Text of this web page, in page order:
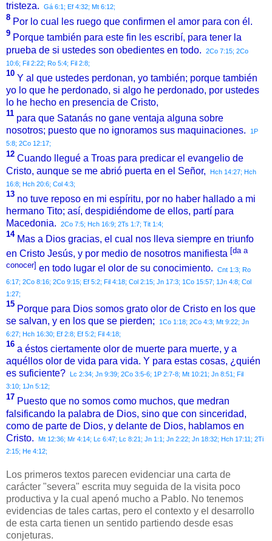
tristeza.
Gá 6:1; Ef 4:32; Mt 6:12;
8 Por lo cual les ruego que confirmen el amor para con él.
9 Porque también para este fin les escribí, para tener la
prueba de si ustedes son obedientes en todo.
2Co 7:15; 2Co
10:6; Fil 2:22; Ro 5:4; Fil 2:8;
10 Y al que ustedes perdonan, yo también; porque también
yo lo que he perdonado, si algo he perdonado, por ustedes
lo he hecho en presencia de Cristo,
11 para que Satanás no gane ventaja alguna sobre
nosotros; puesto que no ignoramos sus maquinaciones.
1P
5:8; 2Co 12:17;
12 Cuando llegué a Troas para predicar el evangelio de
Cristo, aunque se me abrió puerta en el Señor,
Hch 14:27; Hch
16:8; Hch 20:6; Col 4:3;
13 no tuve reposo en mi espíritu, por no haber hallado a mi
hermano Tito; así, despidiéndome de ellos, partí para
Macedonia.
2Co 7:5; Hch 16:9; 2Ts 1:7; Tit 1:4;
14 Mas a Dios gracias, el cual nos lleva siempre en triunfo
en Cristo Jesús, y por medio de nosotros manifiesta [da a
conocer] en todo lugar el olor de su conocimiento. Cnt 1:3; Ro
6:17; 2Co 8:16; 2Co 9:15; Ef 5:2; Fil 4:18; Col 2:15; Jn 17:3; 1Co 15:57; 1Jn 4:8; Col
1:27;
15 Porque para Dios somos grato olor de Cristo en los que
se salvan, y en los que se pierden;
1Co 1:18; 2Co 4:3; Mt 9:22; Jn
6:27; Hch 16:30; Ef 2:8; Ef 5:2; Fil 4:18;
16 a éstos ciertamente olor de muerte para muerte, y a
aquéllos olor de vida para vida. Y para estas cosas, ¿quién
es suficiente?
Lc 2:34; Jn 9:39; 2Co 3:5-6; 1P 2:7-8; Mt 10:21; Jn 8:51; Fil
3:10; 1Jn 5:12;
17 Puesto que no somos como muchos, que medran
falsificando la palabra de Dios, sino que con sinceridad,
como de parte de Dios, y delante de Dios, hablamos en
Cristo.
Mt 12:36; Mr 4:14; Lc 6:47; Lc 8:21; Jn 1:1; Jn 2:22; Jn 18:32; Hch 17:11; 2Ti
2:15; He 4:12;
Los primeros textos parecen evidenciar una carta de
carácter "severa" escrita muy seguida de la visita poco
productiva y la cual apenó mucho a Pablo. No tenemos
evidencias de tales cartas, pero el contexto y el desarrollo
de esta carta tienen un sentido partiendo desde esas
conjeturas.